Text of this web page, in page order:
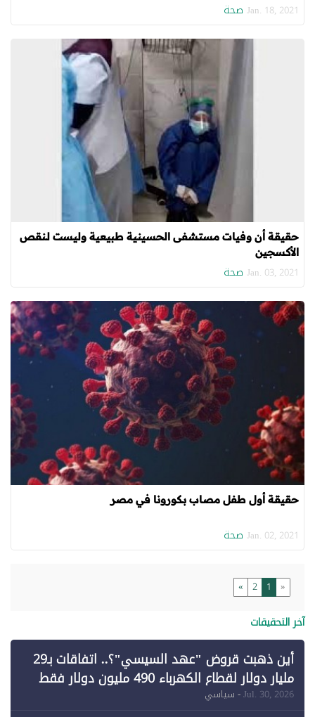
Jan. 18, 2021 صحة
حقيقة أن وفيات مستشفى الحسينية طبيعية وليست لـنقص
الأكسجين
Jan. 03, 2021 صحة
حقيقة أول طفل مصاب بـكورونا في مصر
Jan. 02, 2021 صحة
«
1
2
»
آخر التحقيقات
أين ذهبت قروض "عهد السيسي"؟.. اتفاقات بـ29
مليار دولار لقطاع الكهرباء 490 مليون دولار فقط
لـ"الطاقة المتجددة" (1)
Jul. 30, 2026- سياسي